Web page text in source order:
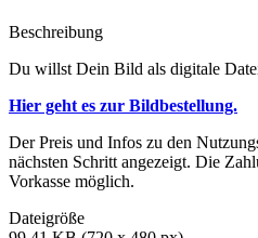
Beschreibung
Du willst Dein Bild als digitale
Hier geht es zur Bildbestellung.
Der Preis und Infos zu den
nächsten Schritt angezeigt. Die
Vorkasse möglich.
Dateigröße